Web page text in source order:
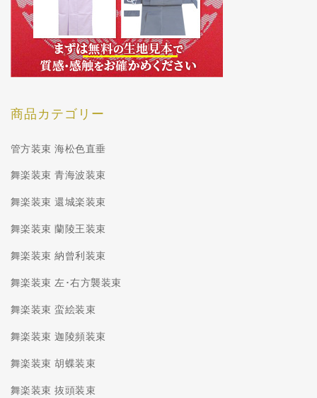
商品カテゴリー
管方装束 海松色直垂
舞楽装束 青海波装束
舞楽装束 還城楽装束
舞楽装束 蘭陵王装束
舞楽装束 納曾利装束
舞楽装束 左･右方襲装束
舞楽装束 蛮絵装束
舞楽装束 迦陵頻装束
舞楽装束 胡蝶装束
舞楽装束 抜頭装束